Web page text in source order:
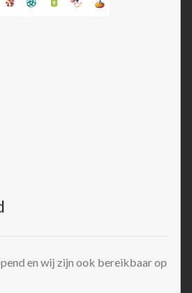
en wij zijn ook bereikbaar op